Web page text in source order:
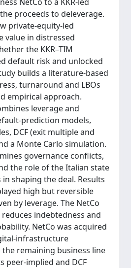
proceeds to deleverage.
private-equity-led
value in distressed
the KKR–TIM
default risk and unlocked
builds a literature-based
turnaround and LBOs
empirical approach.
leverage and
prediction models,
DCF (exit multiple and
a Monte Carlo simulation.
governance conflicts,
the role of the Italian state
shaping the deal. Results
high but reversible
by leverage. The NetCo
indebtedness and
NetCo was acquired
infrastructure
remaining business line
peer-implied and DCF